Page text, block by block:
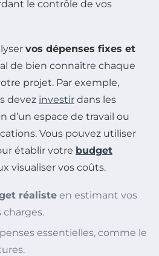
le contrôle de vos
vos dépenses fixes et
de bien connaître chaque
projet. Par exemple,
devez investir dans les
d’un espace de travail ou
Vous pouvez utiliser
établir votre budget
visualiser vos coûts.
réaliste en estimant vos
essentielles, comme le